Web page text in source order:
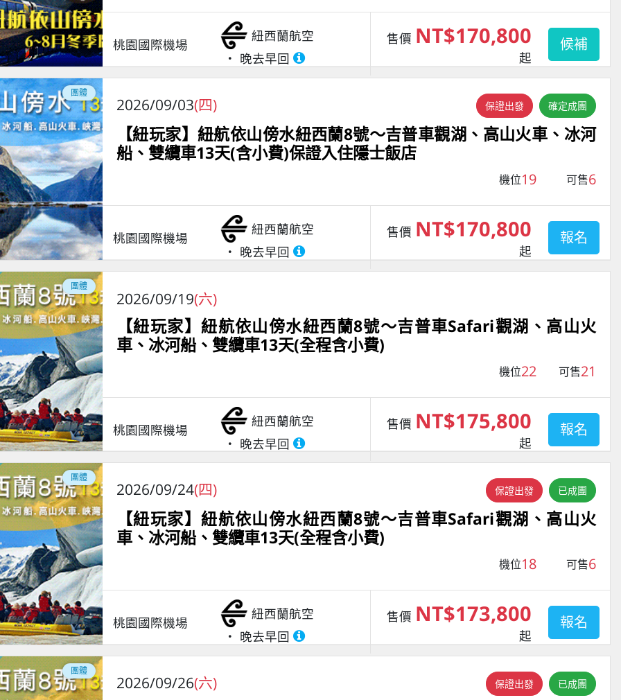
桃園國際機場
紐西蘭航空
晚去早回
售價 NT$170,800
起
候補
團體
2026/09/03(四) 保證出發 確定成團
【紐玩家】紐航依山傍水紐西蘭8號～吉普車觀湖、高山火車、冰河
船、雙纜車13天(含小費)保證入住隱士飯店
機位19 可售6
桃園國際機場
紐西蘭航空
晚去早回
售價 NT$170,800
起
報名
團體
2026/09/19(六)
【紐玩家】紐航依山傍水紐西蘭8號～吉普車Safari觀湖、高山火
車、冰河船、雙纜車13天(全程含小費)
機位22 可售21
桃園國際機場
紐西蘭航空
晚去早回
售價 NT$175,800
起
報名
團體
2026/09/24(四) 保證出發 已成團
【紐玩家】紐航依山傍水紐西蘭8號～吉普車Safari觀湖、高山火
車、冰河船、雙纜車13天(全程含小費)
機位18 可售6
桃園國際機場
紐西蘭航空
晚去早回
售價 NT$173,800
起
報名
團體
2026/09/26(六) 保證出發 已成團